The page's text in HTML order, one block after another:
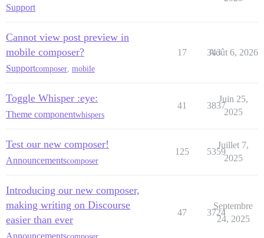
Support
Cannot view post preview in
mobile composer?
Supportcomposer mobile
17 343
Août 6, 2026
Toggle Whisper :eye:
Theme componentwhispers
41 3837
Juin 25,
2025
Test our new composer!
Announcementscomposer
125 5359
Juillet 7,
2025
Introducing our new composer,
making writing on Discourse
easier than ever
47 3724
Septembre
24, 2025